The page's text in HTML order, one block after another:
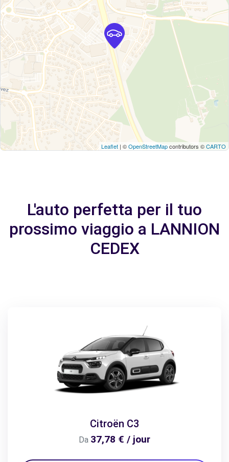
Leaflet | ©OpenStreetMapcontributors ©CARTO
L'auto perfetta per il tuo
prossimo viaggio a LANNION
CEDEX
Citroën C3
Da 37,78 € / jour